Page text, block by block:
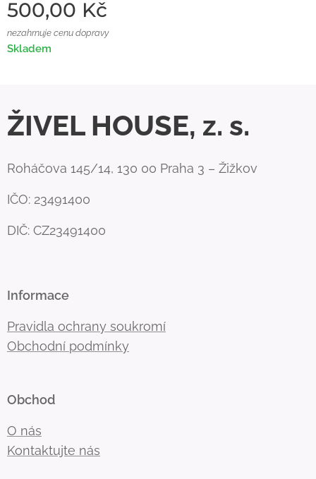
500,00 Kč
nezahrnuje cenu dopravy
Skladem
ŽIVEL HOUSE, z. s.
Roháčova 145/14, 130 00 Praha 3 – Žižkov
IČO: 23491400
DIČ: CZ23491400
Informace
Pravidla ochrany soukromí
Obchodní podmínky
Obchod
O nás
Kontaktujte nás